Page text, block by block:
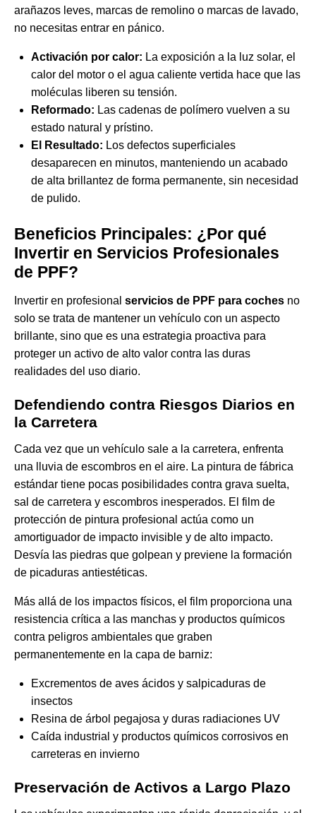
arañazos leves, marcas de remolino o marcas de lavado,
no necesitas entrar en pánico.
Activación por calor: La exposición a la luz solar, el
calor del motor o el agua caliente vertida hace que las
moléculas liberen su tensión.
Reformado: Las cadenas de polímero vuelven a su
estado natural y prístino.
El Resultado: Los defectos superficiales
desaparecen en minutos, manteniendo un acabado
de alta brillantez de forma permanente, sin necesidad
de pulido.
Beneficios Principales: ¿Por qué
Invertir en Servicios Profesionales
de PPF?
Invertir en profesional servicios de PPF para coches no
solo se trata de mantener un vehículo con un aspecto
brillante, sino que es una estrategia proactiva para
proteger un activo de alto valor contra las duras
realidades del uso diario.
Defendiendo contra Riesgos Diarios en
la Carretera
Cada vez que un vehículo sale a la carretera, enfrenta
una lluvia de escombros en el aire. La pintura de fábrica
estándar tiene pocas posibilidades contra grava suelta,
sal de carretera y escombros inesperados. El film de
protección de pintura profesional actúa como un
amortiguador de impacto invisible y de alto impacto.
Desvía las piedras que golpean y previene la formación
de picaduras antiestéticas.
Más allá de los impactos físicos, el film proporciona una
resistencia crítica a las manchas y productos químicos
contra peligros ambientales que graben
permanentemente en la capa de barniz:
Excrementos de aves ácidos y salpicaduras de
insectos
Resina de árbol pegajosa y duras radiaciones UV
Caída industrial y productos químicos corrosivos en
carreteras en invierno
Preservación de Activos a Largo Plazo